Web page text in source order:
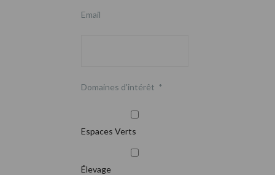
Email
Domaines d'intérêt *
Espaces Verts
Élevage